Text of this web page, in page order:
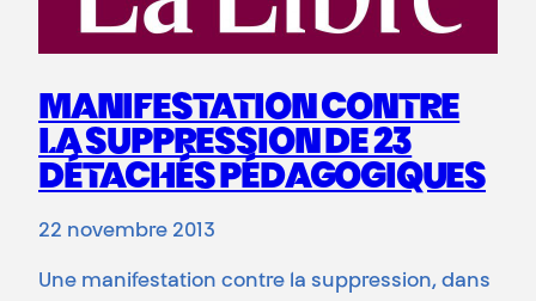
MANIFESTATION CONTRE
LA SUPPRESSION DE 23
DÉTACHÉS PÉDAGOGIQUES
22 novembre 2013
Une manifestation contre la suppression, dans